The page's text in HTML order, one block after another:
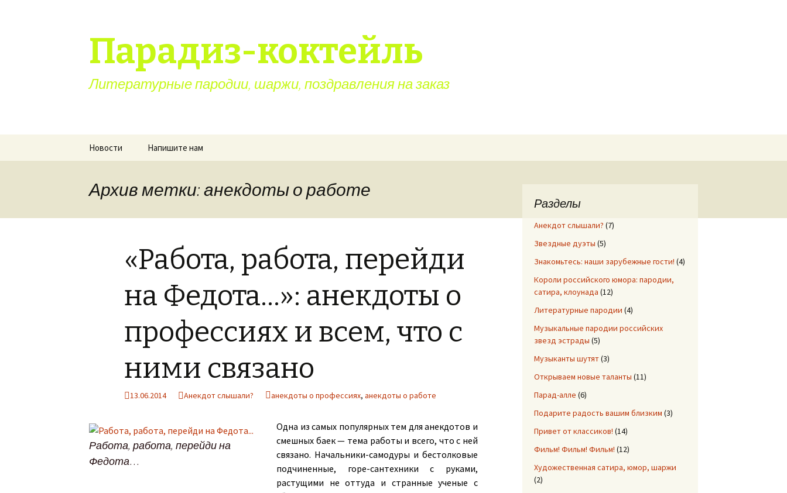
Парадиз-коктейль
Литературные пародии, шаржи, поздравления на заказ
Перейти
Новости Напишите нам
Архив метки: анекдоты о работе
«Работа, работа, перейди
на Федота…»: анекдоты о
профессиях и всем, что с
ними связано
13.06.2014 Анекдот слышали? анекдоты о профессиях, анекдоты о работе
Работа, работа, перейди на
Федота…
Одна из самых популярных тем для анекдотов и
смешных баек — тема работы и всего, что с ней
связано. Начальники-самодуры и бестолковые
подчиненные, горе-сантехники с руками,
растущими не оттуда и странные ученые с
Разделы
Анекдот слышали? (7)
Звездные дуэты (5)
Знакомьтесь: наши зарубежные гости! (4)
Короли российского юмора: пародии,
сатира, клоунада (12)
Литературные пародии (4)
Музыкальные пародии российских
звезд эстрады (5)
Музыканты шутят(3)
Открываем новые таланты (11)
Парад-алле (6)
Подарите радость вашим близким (3)
Привет от классиков! (14)
Фильм! Фильм! Фильм! (12)
Художественная сатира, юмор, шаржи
(2)